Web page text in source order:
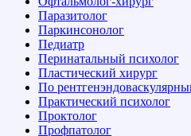
Паразитолог
Паркинсонолог
Педиатр
Перинатальный психолог
Пластический хирург
По
Практический психолог
Проктолог
Профпатолог